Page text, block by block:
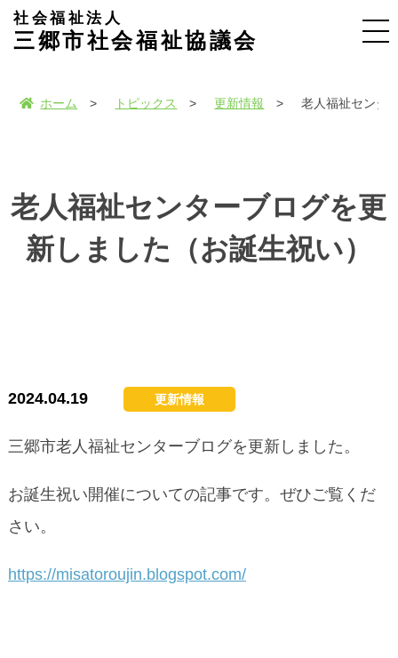
社会福祉法人
三郷市社会福祉協議会
ホーム トピックス 更新情報 老人福祉センタ
老人福祉センターブログを更
新しました（お誕生祝い）
2024.04.19 更新情報
三郷市老人福祉センターブログを更新しました。
お誕生祝い開催についての記事です。ぜひご覧くだ
さい。
https://misatoroujin.blogspot.com/